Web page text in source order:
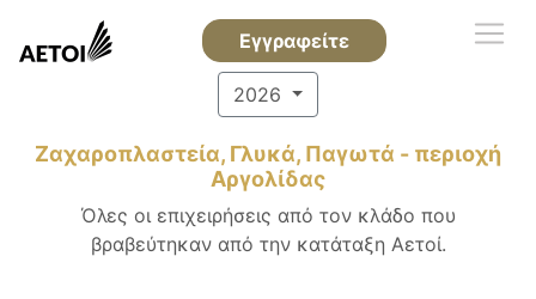
Εγγραφείτε
2026
Ζαχαροπλαστεία, Γλυκά, Παγωτά - περιοχή
Αργολίδας
Όλες οι επιχειρήσεις από τον κλάδο που
βραβεύτηκαν από την κατάταξη Αετοί.